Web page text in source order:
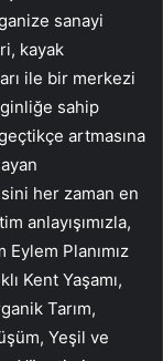
sanayi
kayak
ile bir merkezi
sahip
artmasına
her zaman en
anlayışımızla,
Planımız
Kent Yaşamı,
Tarım,
Yeşil ve